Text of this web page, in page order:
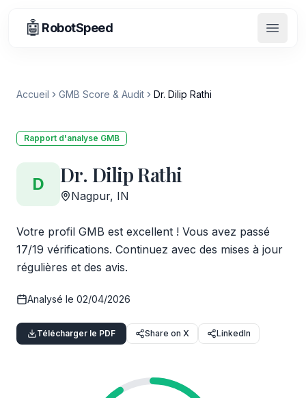
🤖 RobotSpeed
Accueil GMB Score & Audit Dr. Dilip Rathi
Rapport d'analyse GMB
D Dr. Dilip Rathi
Nagpur, IN
Votre profil GMB est excellent ! Vous avez passé
17/19 vérifications. Continuez avec des mises à jour
régulières et des avis.
Analysé le 02/04/2026
Télécharger le PDF Share on X LinkedIn